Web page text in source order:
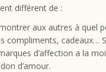
différent de :
aux autres à quel
compliments, cadeaux…
d’affection a la
d’amour.